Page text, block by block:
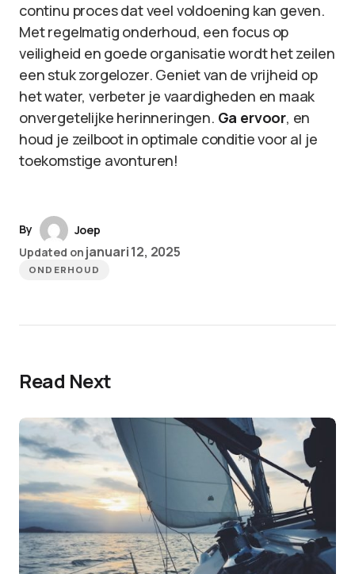
continu proces dat veel voldoening kan geven.
Met regelmatig onderhoud, een focus op
veiligheid en goede organisatie wordt het zeilen
een stuk zorgelozer. Geniet van de vrijheid op
het water, verbeter je vaardigheden en maak
onvergetelijke herinneringen. Ga ervoor, en
houd je zeilboot in optimale conditie voor al je
toekomstige avonturen!
By
Joep
Updated on januari 12, 2025
ONDERHOUD
Read Next